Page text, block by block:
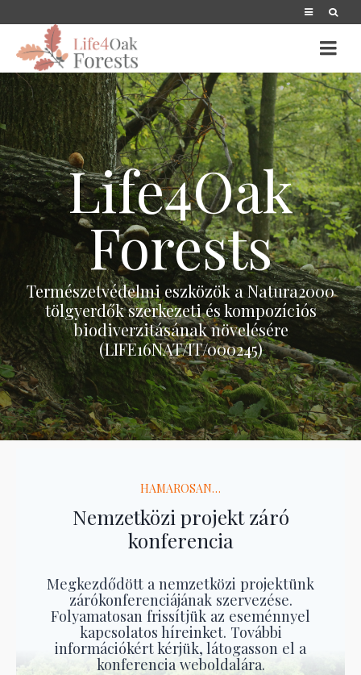
Life4Oak
Forests
Természetvédelmi eszközök a Natura2000
tölgyerdők szerkezeti és kompozíciós
biodiverzitásának növelésére
(LIFE16NAT/IT/000245)
HAMAROSAN…
Nemzetközi projekt záró
konferencia
Megkezdődött a nemzetközi projektünk
zárókonferenciájának szervezése.
Folyamatosan frissítjük az eseménnyel
kapcsolatos híreinket. További
információkért kérjük, látogasson el a
konferencia weboldalára.